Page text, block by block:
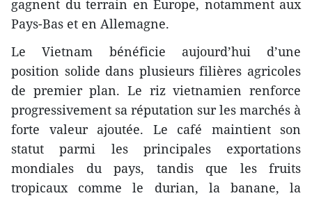
gagnent du terrain en Europe, notamment aux
Pays-Bas et en Allemagne.
Le Vietnam bénéficie aujourd’hui d’une
position solide dans plusieurs filières agricoles
de premier plan. Le riz vietnamien renforce
progressivement sa réputation sur les marchés à
forte valeur ajoutée. Le café maintient son
statut parmi les principales exportations
mondiales du pays, tandis que les fruits
tropicaux comme le durian, la banane, la